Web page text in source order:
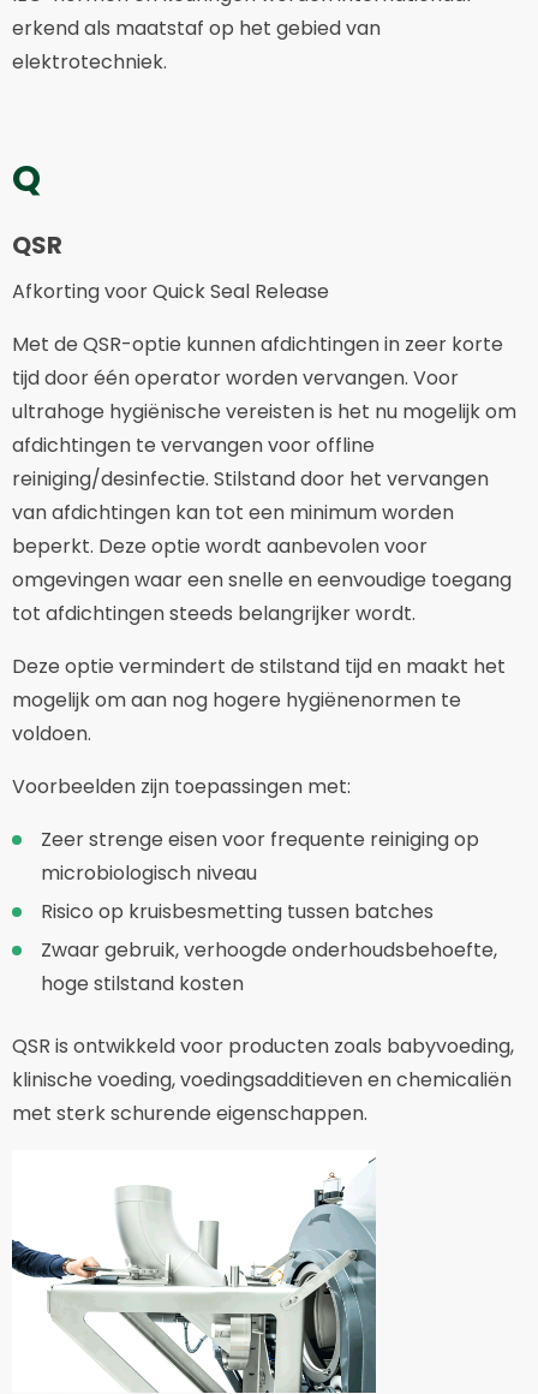
erkend als maatstaf op het gebied van
elektrotechniek.
Q
QSR
Afkorting voor Quick Seal Release
Met de QSR-optie kunnen afdichtingen in zeer korte
tijd door één operator worden vervangen. Voor
ultrahoge hygiënische vereisten is het nu mogelijk om
afdichtingen te vervangen voor offline
reiniging/desinfectie. Stilstand door het vervangen
van afdichtingen kan tot een minimum worden
beperkt. Deze optie wordt aanbevolen voor
omgevingen waar een snelle en eenvoudige toegang
tot afdichtingen steeds belangrijker wordt.
Deze optie vermindert de stilstand tijd en maakt het
mogelijk om aan nog hogere hygiënenormen te
voldoen.
Voorbeelden zijn toepassingen met:
Zeer strenge eisen voor frequente reiniging op
microbiologisch niveau
Risico op kruisbesmetting tussen batches
Zwaar gebruik, verhoogde onderhoudsbehoefte,
hoge stilstand kosten
QSR is ontwikkeld voor producten zoals babyvoeding,
klinische voeding, voedingsadditieven en chemicaliën
met sterk schurende eigenschappen.